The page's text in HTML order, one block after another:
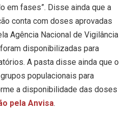
em fases”. Disse ainda que a
conta com doses aprovadas
Agência Nacional de Vigilância
disponibilizadas para
A pasta disse ainda que o
populacionais para
a disponibilidade das doses
pela Anvisa.